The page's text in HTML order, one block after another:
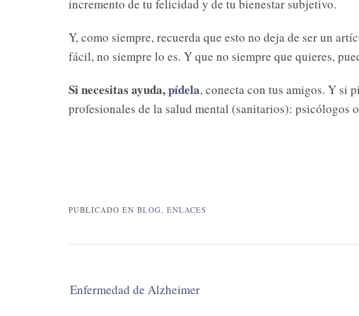
incremento de tu felicidad y de tu bienestar subjetivo.
Y, como siempre, recuerda que esto no deja de ser un
fácil, no siempre lo es. Y que no siempre que quieres,
Si necesitas ayuda,pídela, conecta con tus amigos. Y si
profesionales de la salud mental (sanitarios): psicólogos
PUBLICADO EN BLOG, ENLACES
Navegación
Enfermedad de Alzheimer